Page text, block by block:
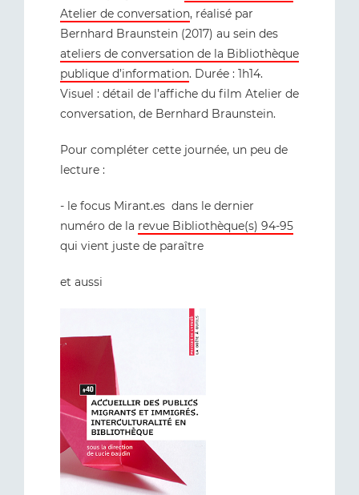
Atelier de conversation, réalisé par
Bernhard Braunstein (2017) au sein des
ateliers de conversation de la Bibliothèque
publique d’information. Durée : 1h14.
Visuel : détail de l’affiche du film Atelier de
conversation, de Bernhard Braunstein.
Pour compléter cette journée, un peu de
lecture :
- le focus Mirant.es dans le dernier
numéro de la revue Bibliothèque(s) 94-95
qui vient juste de paraître
et aussi